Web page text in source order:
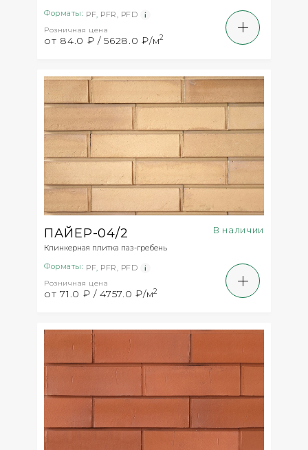
Форматы: PF PFR PFD
Розничная цена
от 84.0 ₽ / 5628.0 ₽/м2
ПАЙЕР-04/2
Клинкерная плитка паз-гребень
В наличии
Форматы: PF, PFR, PFD
Розничная цена
от 71.0 ₽ / 4757.0 ₽/м2